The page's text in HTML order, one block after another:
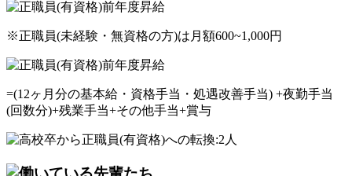
※正職員(未経験・無資格の方)は月額600~1,000円
=(12ヶ月分の基本給・資格手当・処遇改善手当) +夜勤手当
(回数分)+残業手当+その他手当+賞与